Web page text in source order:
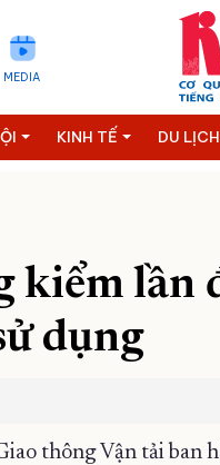
MEDIA
KINH TẾ DU LỊCH
kiểm lần
dụng
thông Vận tải ban